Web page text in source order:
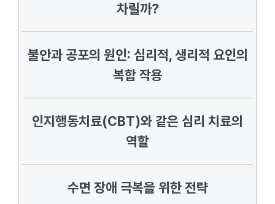
차릴까?
불안과 공포의 원인: 심리적, 생리적 요인의
복합 작용
인지행동치료(CBT)와 같은 심리 치료의
역할
수면 장애 극복을 위한 전략